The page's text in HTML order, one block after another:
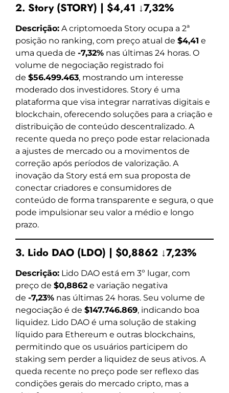
2. Story (STORY) | $4,41 ↓7,32%
Descrição: A criptomoeda Story ocupa a 2ª
posição no ranking, com preço atual de $4,41 e
uma queda de -7,32% nas últimas 24 horas. O
volume de negociação registrado foi
de $56.499.463, mostrando um interesse
moderado dos investidores. Story é uma
plataforma que visa integrar narrativas digitais e
blockchain, oferecendo soluções para a criação e
distribuição de conteúdo descentralizado. A
recente queda no preço pode estar relacionada
a ajustes de mercado ou a movimentos de
correção após períodos de valorização. A
inovação da Story está em sua proposta de
conectar criadores e consumidores de
conteúdo de forma transparente e segura, o que
pode impulsionar seu valor a médio e longo
prazo.
3. Lido DAO (LDO) | $0,8862 ↓7,23%
Descrição: Lido DAO está em 3º lugar, com
preço de $0,8862 e variação negativa
de -7,23% nas últimas 24 horas. Seu volume de
negociação é de $147.746.869, indicando boa
liquidez. Lido DAO é uma solução de staking
líquido para Ethereum e outras blockchains,
permitindo que os usuários participem do
staking sem perder a liquidez de seus ativos. A
queda recente no preço pode ser reflexo das
condições gerais do mercado cripto, mas a